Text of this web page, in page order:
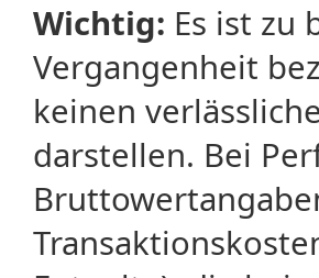
Ausübungsrecht
Ausübungstag
Average-Rate-Warrants
Average-Strike-Warrants
Wichtig: Es ist zu
Vergangenheit
keinen
darstellen. Bei